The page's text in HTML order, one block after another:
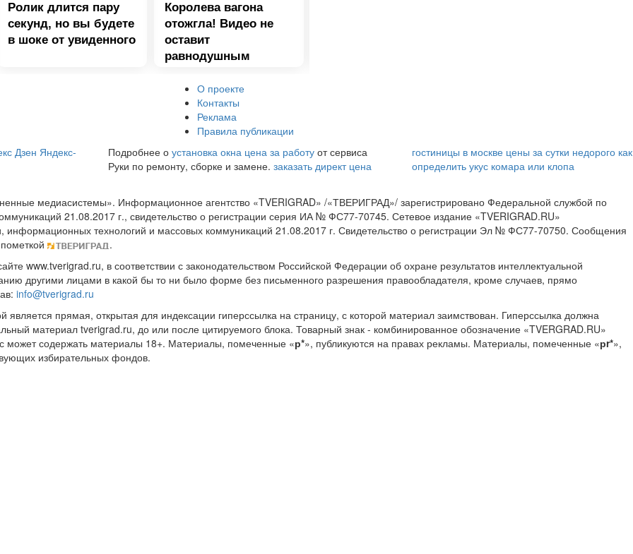
Ролик длится пару
секунд, но вы будете
в шоке от увиденного
Королева вагона
отожгла! Видео не
оставит
равнодушным
О проекте
Контакты
Реклама
Правила публикации
Дзен Яндекс-
Подробнее оустановка окна цена за работу от сервиса
Руки по ремонту, сборке и замене.заказать директ цена
гостиницы в москве цены за сутки недорого как
определить укус комара или клопа
медиасистемы». Информационное агентство «TVERIGRAD» /«ТВЕРИГРАД»/ зарегистрировано Федеральной службой по
21.08.2017 г., свидетельство о регистрации серия ИА № ФС77-70745. Сетевое издание «TVERIGRAD.RU»
информационных технологий и массовых коммуникаций 21.08.2017 г. Свидетельство о регистрации Эл № ФС77-70750. Сообщения
.
www.tverigrad.ru, в соответствии с законодательством Российской Федерации об охране результатов интеллектуальной
другими лицами в какой бы то ни было форме без письменного разрешения правообладателя, кроме случаев, прямо
info@tverigrad.ru
прямая, открытая для индексации гиперссылка на страницу, с которой материал заимствован. Гиперссылка должна
материал tverigrad.ru, до или после цитируемого блока. Товарный знак - комбинированное обозначение «TVERGRAD.RU»
может содержать материалы 18+. Материалы, помеченные «р*», публикуются на правах рекламы. Материалы, помеченные «рr*»,
избирательных фондов.